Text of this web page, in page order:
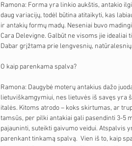
Ramona: Forma yra linkio aukštis, antakio
daug variacijų, todėl būtina atitaikyti, kas
ir antakių formų madų. Neseniai buvo
Cara Delevigne. Galbūt ne visoms jie idealiai
Dabar grįžtama prie lengvesnių, natūralesnių.
O kaip parenkama spalva?
Ramona: Daugybė moterų antakius dažo
lietuviškamgymiui, nes lietuvės iš savęs yra
italės. Kitoms atrodo – koks skirtumas, ar
tamsūs, per pilki antakiai gali pasendinti 3-5
pajauninti, suteikti gaivumo veidui. Atspalvis
parenkant tinkamą spalvą.  Vien iš to, kaip